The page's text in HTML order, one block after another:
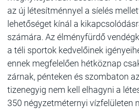
az új létesítménnyel a síelés
lehetőséget kínál a
számára. Az élményfürdő
a téli sportok kedvelőinek
ennek megfelelően hétköznap
zárnak, pénteken és szombaton
tizenegyig nem kell elhagyni a
350 négyzetméternyi vízfelületen